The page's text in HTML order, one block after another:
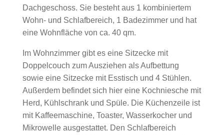
Dachgeschoss. Sie besteht aus 1 kombiniertem
Wohn- und Schlafbereich, 1 Badezimmer und hat
eine Wohnfläche von ca. 40 qm.
Im Wohnzimmer gibt es eine Sitzecke mit
Doppelcouch zum Ausziehen als Aufbettung
sowie eine Sitzecke mit Esstisch und 4 Stühlen.
Außerdem befindet sich hier eine Kochniesche mit
Herd, Kühlschrank und Spüle. Die Küchenzeile ist
mit Kaffeemaschine, Toaster, Wasserkocher und
Mikrowelle ausgestattet. Den Schlafbereich